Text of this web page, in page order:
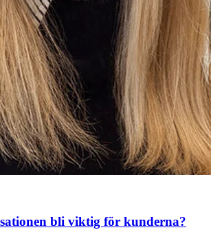
bli viktig för kunderna?